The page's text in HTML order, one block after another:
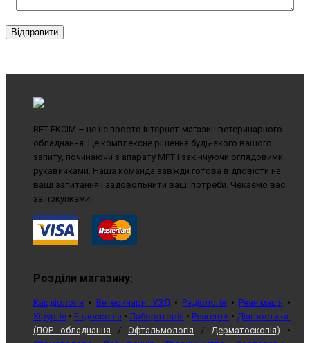
Відправити
ВЕТ ЕКСІМ – це не просто інтернет-магазин ветеринарного
обладнання. Це комплексне рішення будь-якого вашого
запиту, починаючи з апарату МРТ і закінчуючи оглядовими
рукавичками. Наша команда завжди готова відповісти на
ваші запитання і задовольнити ваші потреби. Чекаємо вас
за покупками!
Розділи магазину:
Кардіологія • Ветеринарні УЗД •Радіологія • Реанімація •
Хірургія • Ендоскопія • Лабораторія • Реагенти • Діагностика:
(ЛОР обладнання / Офтальмологія / Дерматоскопія) •